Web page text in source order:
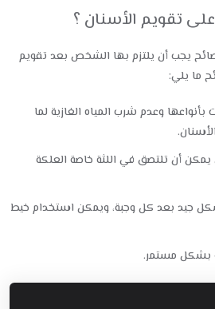
تقويم الأسنان ؟
يجب أن يلتزم بها الشخص بعد تقويم
ما يلي:
وعدم شرب المياه الغازية لما
أن تلتصق في اللثة خاصة العلكة
جيد بعد كل وجبة، ويمكن استخدام خيط
بشكل مستمر.